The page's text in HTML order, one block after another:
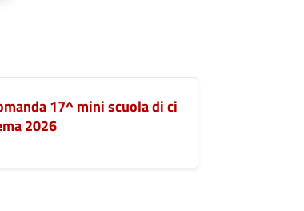
17^ mini scuola di ci
2026